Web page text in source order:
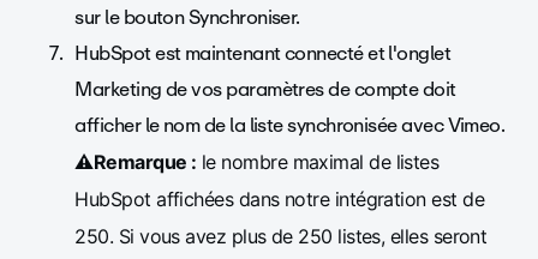
sur lebouton Synchroniser.
HubSpot est maintenant connecté et l'onglet
Marketing de vos paramètres de compte doit
afficher le nom de la liste synchronisée avec Vimeo.
⚠️Remarque : le nombre maximal de listes
HubSpot affichées dans notre intégration est de
250. Si vous avez plus de 250 listes, elles seront